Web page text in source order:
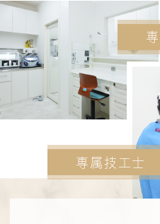
専属技工士